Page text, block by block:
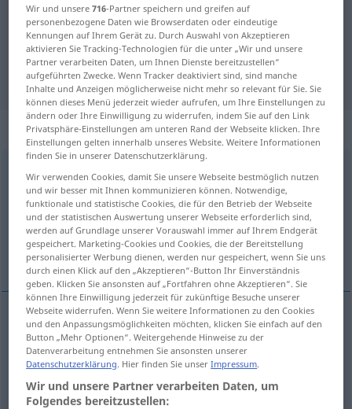
Deutsch-Norwegisch Übersetzung
für "gemein"
"gemein" Norwegisch Übersetzung
„gemein“
gemein
Übersicht aller Übersetzungen
(Für mehr Details die Übersetzung anklicken/antippen)
allmenn, simpel, lumpen
allmenn gemeingewöhnlich
simpel,lumpen gemeinniederträchtig
Wir und unsere716-Partner speichern und greifen auf
personenbezogene Daten wie Browserdaten oder eindeutige
Kennungen auf Ihrem Gerät zu. Durch Auswahl von Akzeptieren
aktivieren Sie Tracking-Technologien für die unter „Wir und unsere
Partner verarbeiten Daten, um Ihnen Dienste bereitzustellen“
aufgeführten Zwecke. Wenn Tracker deaktiviert sind, sind manche
Inhalte und Anzeigen möglicherweise nicht mehr so relevant für Sie. Sie
können dieses Menü jederzeit wieder aufrufen, um Ihre Einstellungen zu
ändern oder Ihre Einwilligung zu widerrufen, indem Sie auf den Link
Privatsphäre-Einstellungen am unteren Rand der Webseite klicken. Ihre
Einstellungen gelten innerhalb unseres Website. Weitere Informationen
finden Sie in unserer Datenschutzerklärung.
Wir verwenden Cookies, damit Sie unsere Webseite bestmöglich nutzen
und wir besser mit Ihnen kommunizieren können. Notwendige,
funktionale und statistische Cookies, die für den Betrieb der Webseite
und der statistischen Auswertung unserer Webseite erforderlich sind,
werden auf Grundlage unserer Vorauswahl immer auf Ihrem Endgerät
gespeichert. Marketing-Cookies und Cookies, die der Bereitstellung
personalisierter Werbung dienen, werden nur gespeichert, wenn Sie uns
durch einen Klick auf den „Akzeptieren“-Button Ihr Einverständnis
geben. Klicken Sie ansonsten auf „Fortfahren ohne Akzeptieren“. Sie
können Ihre Einwilligung jederzeit für zukünftige Besuche unserer
Webseite widerrufen. Wenn Sie weitere Informationen zu den Cookies
und den Anpassungsmöglichkeiten möchten, klicken Sie einfach auf den
Button „Mehr Optionen“. Weitergehende Hinweise zu der
Datenverarbeitung entnehmen Sie ansonsten unserer
Datenschutzerklärung. Hier finden Sie unserImpressum.
Wir und unsere Partner verarbeiten Daten, um
Folgendes bereitzustellen: